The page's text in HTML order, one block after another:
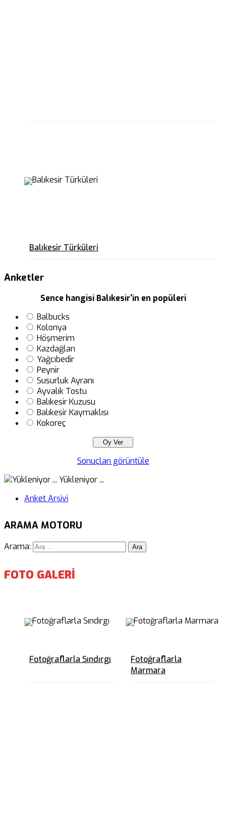
Balıkesir Türküleri
Anketler
Sence hangisi Balıkesir'in en popüleri
Balbucks
Kolonya
Höşmerim
Kazdağları
Yağcıbedir
Peynir
Susurluk Ayranı
Ayvalık Tostu
Balıkesir Kuzusu
Balıkesir Kaymaklısı
Kokoreç
Sonuçları görüntüle
Yükleniyor ...
Anket Arşivi
ARAMA MOTORU
Arama:
FOTO GALERİ
Fotoğraflarla Sındırgı
Fotoğraflarla
Marmara